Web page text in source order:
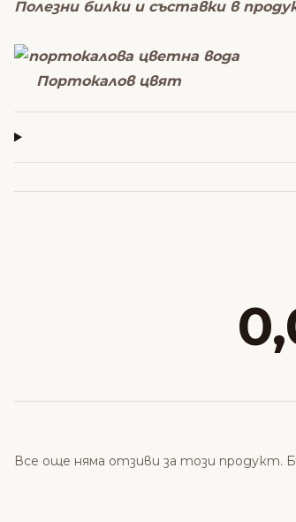
Полезни билки и съставки в
Портокалов цвят
Все още няма отзиви за този продукт.